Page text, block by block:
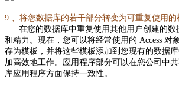
9 、将您数据库的若干部分转变为可重复使用的
在您的数据库中重复使用其他用户创建的数
和精力。现在，您可以将经常使用的 Access 对
存为模板，并将这些模板添加到您现有的数据
加高效地工作。应用程序部分可以在您公司中
库应用程序方面保持一致性。